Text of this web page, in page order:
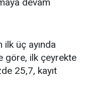
ilk üç ayında
göre, ilk çeyrekte
25,7, kayıt